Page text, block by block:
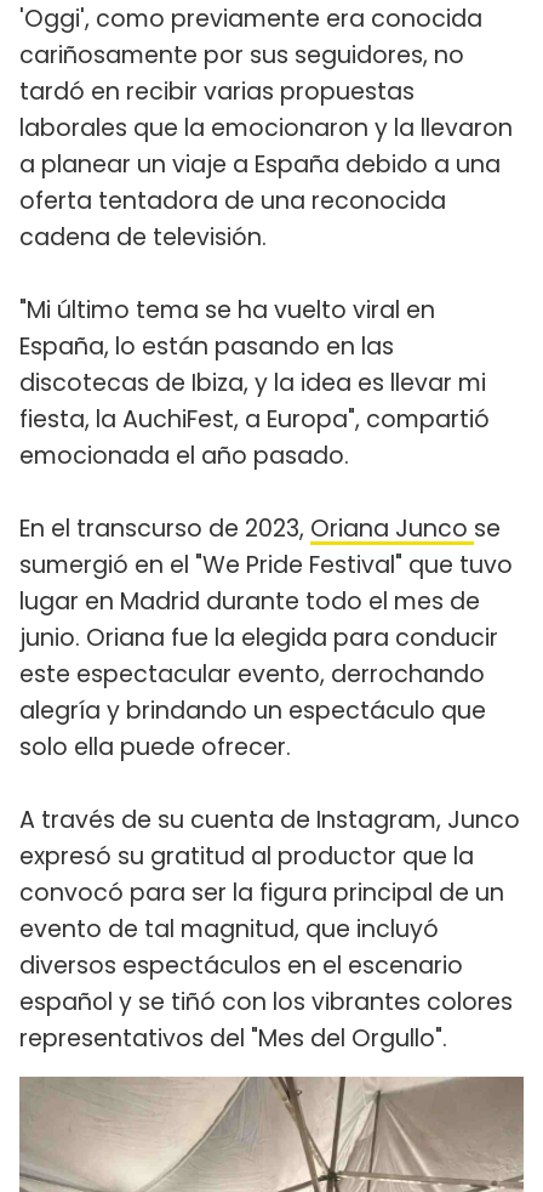
'Oggi', como previamente era conocida
cariñosamente por sus seguidores, no
tardó en recibir varias propuestas
laborales que la emocionaron y la llevaron
a planear un viaje a España debido a una
oferta tentadora de una reconocida
cadena de televisión.
"Mi último tema se ha vuelto viral en
España, lo están pasando en las
discotecas de Ibiza, y la idea es llevar mi
fiesta, la AuchiFest, a Europa", compartió
emocionada el año pasado.
En el transcurso de 2023, Oriana Junco se
sumergió en el "We Pride Festival" que tuvo
lugar en Madrid durante todo el mes de
junio. Oriana fue la elegida para conducir
este espectacular evento, derrochando
alegría y brindando un espectáculo que
solo ella puede ofrecer.
A través de su cuenta de Instagram, Junco
expresó su gratitud al productor que la
convocó para ser la figura principal de un
evento de tal magnitud, que incluyó
diversos espectáculos en el escenario
español y se tiñó con los vibrantes colores
representativos del "Mes del Orgullo".